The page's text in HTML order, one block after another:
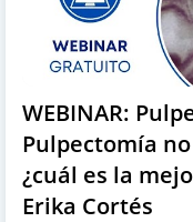
WEBINAR:
Pulpectomía
¿cuál es la
Erika Cortés